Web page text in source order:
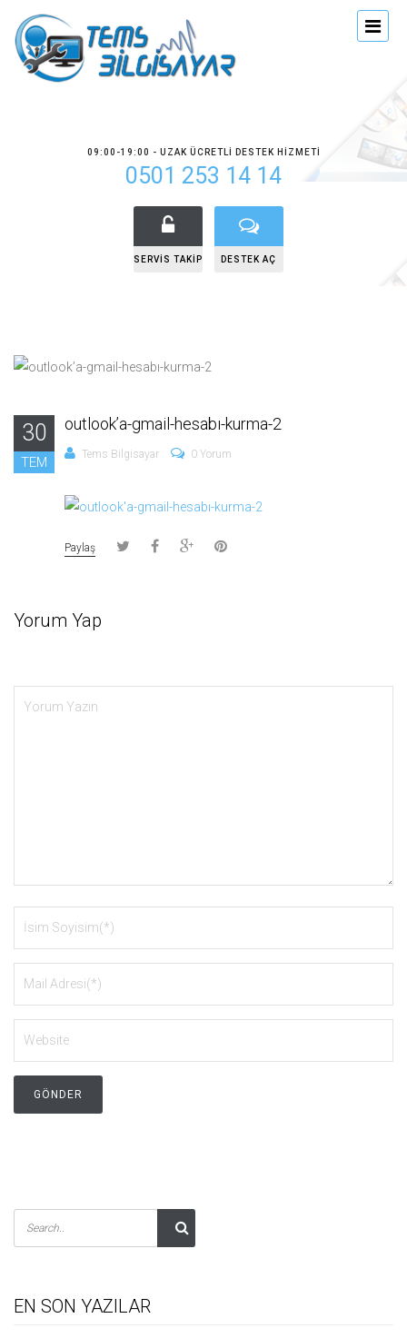
09:00-19:00 - UZAK ÜCRETLI DESTEK HIZMETI
0501 253 14 14
SERVIS TAKIP DESTEK AÇ
30
TEM
outlook’a-gmail-hesabı-kurma-2
Tems Bilgisayar 0 Yorum
Paylaş
Yorum Yap
EN SON YAZILAR